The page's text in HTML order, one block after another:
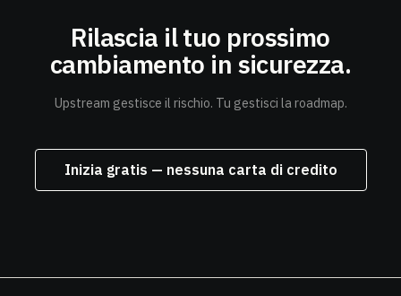
Rilascia il tuo prossimo
cambiamento in sicurezza.
Upstream gestisce il rischio. Tu gestisci la roadmap.
Inizia gratis — nessuna carta di credito